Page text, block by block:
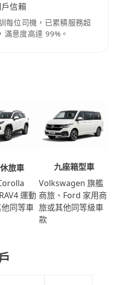
信賴
每位司機，已累積服務超
意度高達 99%。
旅車
運動
同等車
九座箱型車
Volkswagen 旗艦
商旅、Ford 家用商
旅或其他同等級車
款